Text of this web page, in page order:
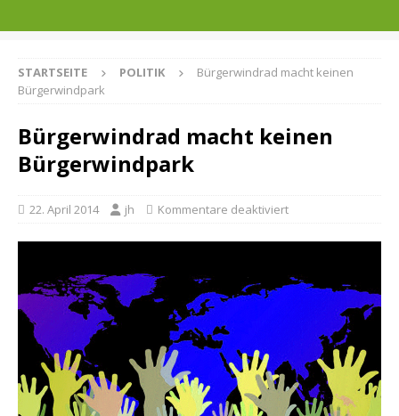
STARTSEITE POLITIK
Bürgerwindrad macht keinen
Bürgerwindpark
Bürgerwindrad macht keinen
Bürgerwindpark
22. April 2014 jh Kommentare deaktiviert